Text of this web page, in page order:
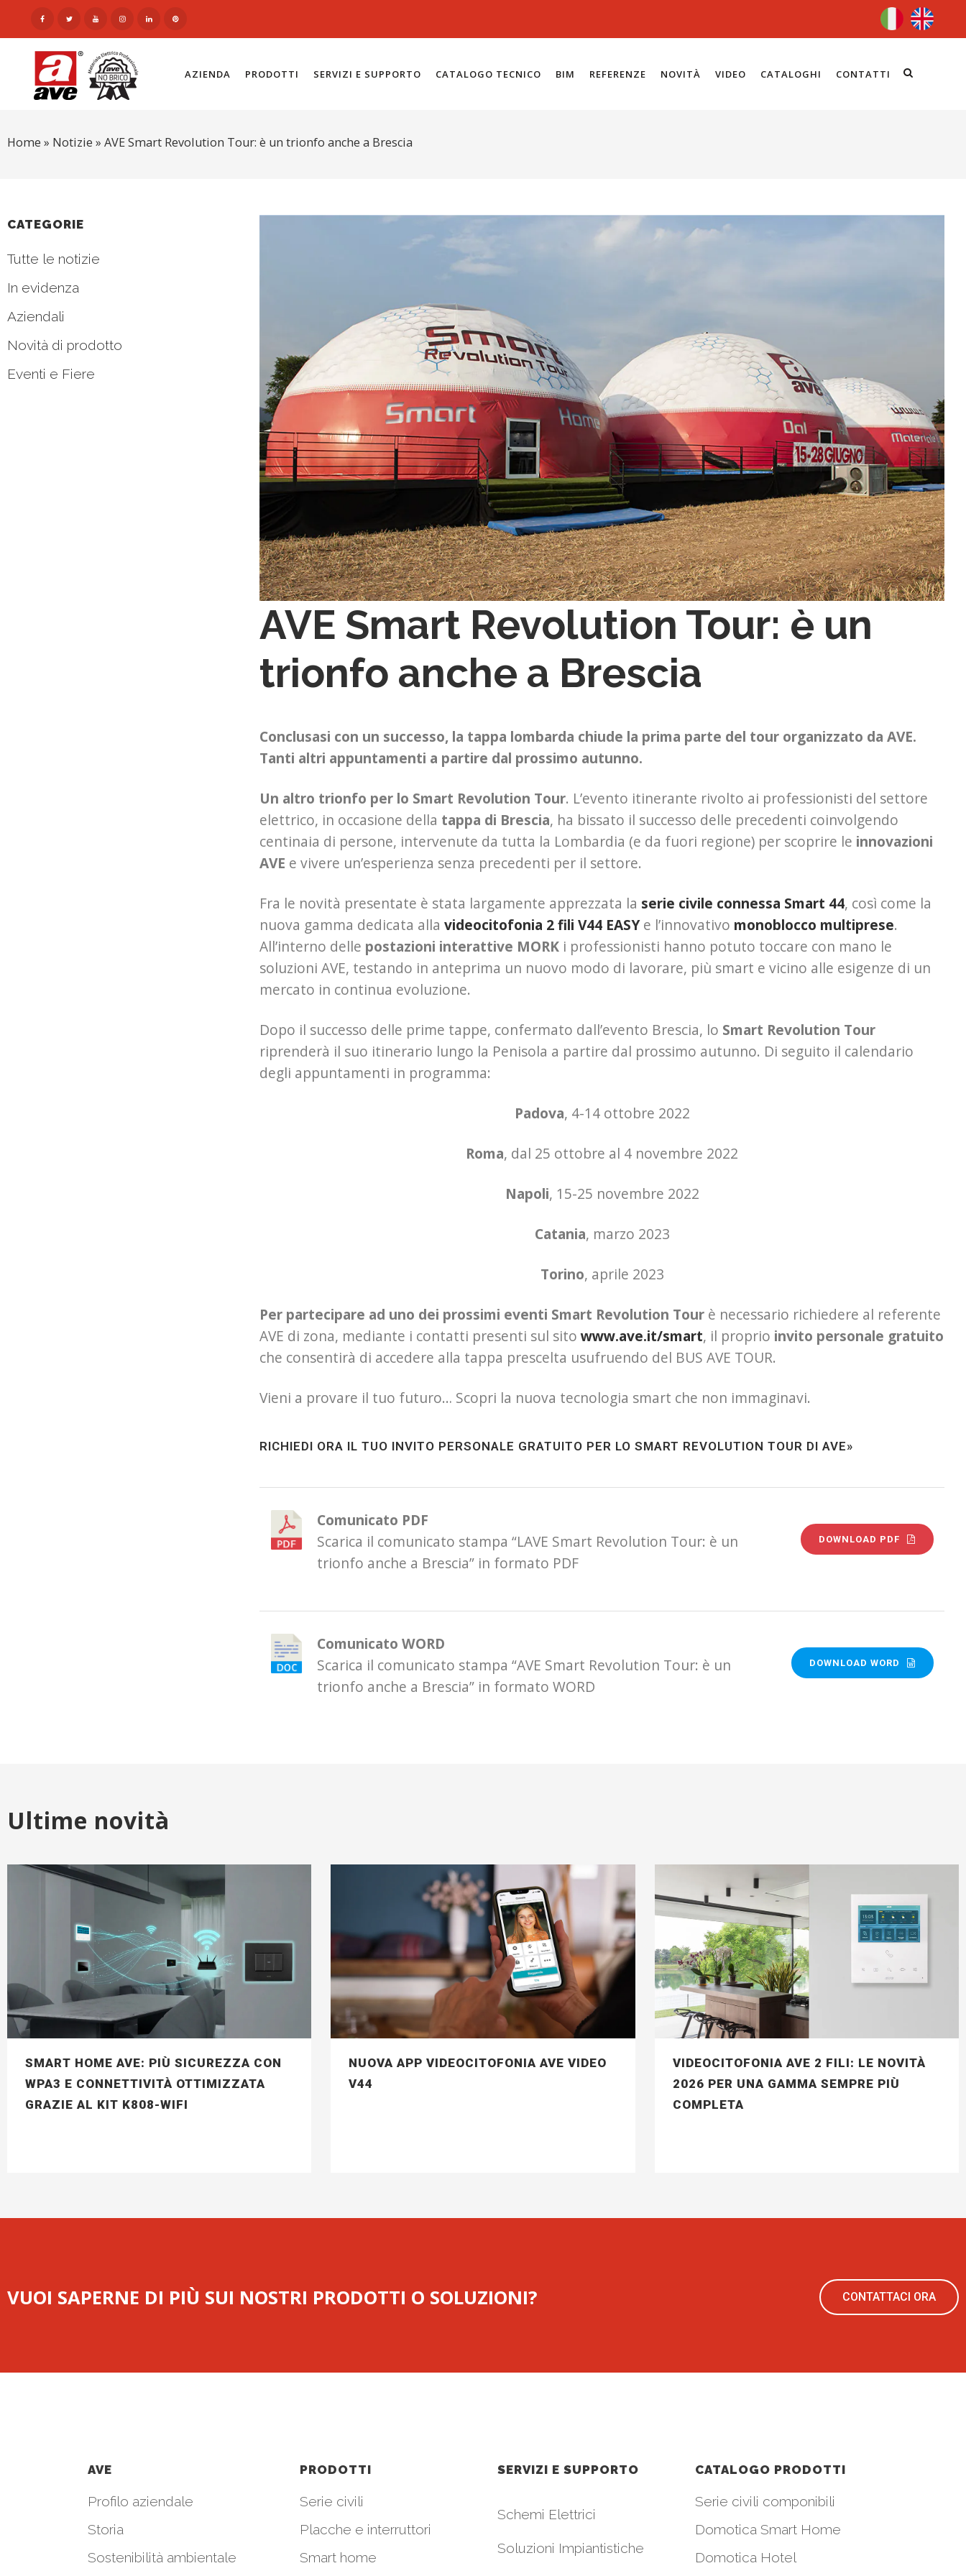
AZIENDA PRODOTTI SERVIZI E SUPPORTO CATALOGO TECNICO BIM REFERENZE NOVITÀ VIDEO CATALOGHI CONTATTI
Home » Notizie » AVE Smart Revolution Tour: è un trionfo anche a Brescia
CATEGORIE
Tutte le notizie
In evidenza
Aziendali
Novità di prodotto
Eventi e Fiere
AVE Smart Revolution Tour: è un
trionfo anche a Brescia
Conclusasi con un successo, la tappa lombarda chiude la prima parte del tour organizzato da AVE.
Tanti altri appuntamenti a partire dal prossimo autunno.
Un altro trionfo per lo Smart Revolution Tour. L’evento itinerante rivolto ai professionisti del settore
elettrico, in occasione della tappa di Brescia, ha bissato il successo delle precedenti coinvolgendo
centinaia di persone, intervenute da tutta la Lombardia (e da fuori regione) per scoprire le innovazioni
AVE e vivere un’esperienza senza precedenti per il settore.
Fra le novità presentate è stata largamente apprezzata la serie civile connessa Smart 44, così come la
nuova gamma dedicata alla videocitofonia 2 fili V44 EASYe l’innovativo monoblocco multiprese.
All’interno delle postazioni interattive MORK i professionisti hanno potuto toccare con mano le
soluzioni AVE, testando in anteprima un nuovo modo di lavorare, più smart e vicino alle esigenze di un
mercato in continua evoluzione.
Dopo il successo delle prime tappe, confermato dall’evento Brescia, lo Smart Revolution Tour
riprenderà il suo itinerario lungo la Penisola a partire dal prossimo autunno. Di seguito il calendario
degli appuntamenti in programma:
Padova, 4-14 ottobre 2022
Roma, dal 25 ottobre al 4 novembre 2022
Napoli, 15-25 novembre 2022
Catania, marzo 2023
Torino, aprile 2023
Per partecipare ad uno dei prossimi eventi Smart Revolution Tour è necessario richiedere al referente
AVE di zona, mediante i contatti presenti sul sitowww.ave.it/smart, il proprio invito personale gratuito
che consentirà di accedere alla tappa prescelta usufruendo del BUS AVE TOUR.
Vieni a provare il tuo futuro… Scopri la nuova tecnologia smart che non immaginavi.
RICHIEDI ORA IL TUO INVITO PERSONALE GRATUITO PER LO SMART REVOLUTION TOUR DI AVE»
Comunicato PDF
Scarica il comunicato stampa “LAVE Smart Revolution Tour: è un
trionfo anche a Brescia” in formato PDF
DOWNLOAD PDF
Comunicato WORD
Scarica il comunicato stampa “AVE Smart Revolution Tour: è un
trionfo anche a Brescia” in formato WORD
DOWNLOAD WORD
Ultime novità
SMART HOME AVE: PIÙ SICUREZZA CON
WPA3 E CONNETTIVITÀ OTTIMIZZATA
GRAZIE AL KIT K808-WIFI
NUOVA APP VIDEOCITOFONIA AVE VIDEO
V44
VIDEOCITOFONIA AVE 2 FILI: LE NOVITÀ
2026 PER UNA GAMMA SEMPRE PIÙ
COMPLETA
VUOI SAPERNE DI PIÙ SUI NOSTRI PRODOTTI O SOLUZIONI? CONTATTACI ORA
AVE
Profilo aziendale
Storia
Sostenibilità ambientale
PRODOTTI
Serie civili
Placche e interruttori
Smart home
SERVIZI E SUPPORTO
Schemi Elettrici
Soluzioni Impiantistiche
CATALOGO PRODOTTI
Serie civili componibili
Domotica Smart Home
Domotica Hotel